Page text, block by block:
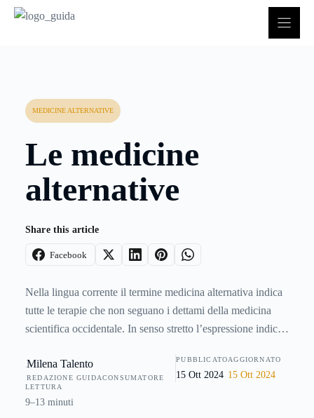
MEDICINE ALTERNATIVE
Le medicine
alternative
Share this article
Facebook
Nella lingua corrente il termine medicina alternativa indica
tutte le terapie che non seguano i dettami della medicina
scientifica occidentale. In senso stretto l’espressione indica
medicina ufficiale, a differenza della medicina
complementare che spesso viene usata in affiancamento alle
cure tradizionali.Tale suddivisione è però di confini molto
Milena Talento
REDAZIONE GUIDACONSUMATORE
PUBBLICATO
15 Ott 2024
AGGIORNATO
15 Ott 2024
LETTURA
9–13 minuti